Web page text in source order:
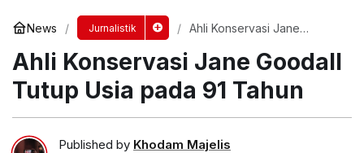
News Jurnalistik
Ahli Konservasi Jane
Tahun
Ahli Konservasi Jane Goodall
Tutup Usia pada 91 Tahun
Published by Khodam Majelis